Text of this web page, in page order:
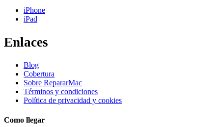
iPhone
iPad
Enlaces
Blog
Cobertura
Sobre RepararMac
Términos y condiciones
Política de privacidad y cookies
Como llegar